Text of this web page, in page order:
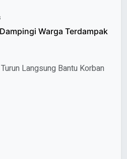
Warga Terdampak